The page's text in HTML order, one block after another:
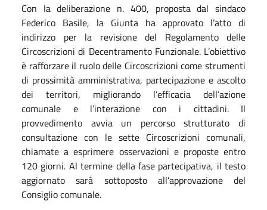
Con la deliberazione n. 400, proposta dal sindaco
Federico Basile, la Giunta ha approvato l’atto di
indirizzo per la revisione del Regolamento delle
Circoscrizioni di Decentramento Funzionale. L’obiettivo
è rafforzare il ruolo delle Circoscrizioni come strumenti
di prossimità amministrativa, partecipazione e ascolto
dei territori, migliorando l’efficacia dell’azione
comunale e l’interazione con i cittadini. Il
provvedimento avvia un percorso strutturato di
consultazione con le sette Circoscrizioni comunali,
chiamate a esprimere osservazioni e proposte entro
120 giorni. Al termine della fase partecipativa, il testo
aggiornato sarà sottoposto all’approvazione del
Consiglio comunale.